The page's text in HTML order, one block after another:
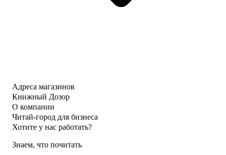
Адреса магазинов
Книжный Дозор
О компании
Читай-город для бизнеса
Хотите у нас работать?
Знаем, что почитать